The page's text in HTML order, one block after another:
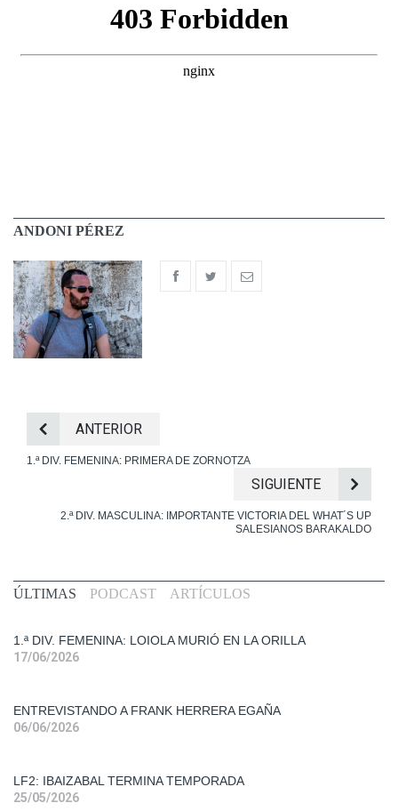
ANDONI PÉREZ
ANTERIOR
1.ª DIV. FEMENINA: PRIMERA DE ZORNOTZA
SIGUIENTE
2.ª DIV. MASCULINA: IMPORTANTE VICTORIA DEL WHAT´S UP
SALESIANOS BARAKALDO
ÚLTIMAS PODCAST ARTÍCULOS
Div.
1.ª DIV. FEMENINA: LOIOLA MURIÓ EN LA ORILLA
17/06/2026
ENTREVISTANDO A FRANK HERRERA EGAÑA
06/06/2026
Liga
Femenina
LF2: IBAIZABAL TERMINA TEMPORADA
25/05/2026
Primera
Div.